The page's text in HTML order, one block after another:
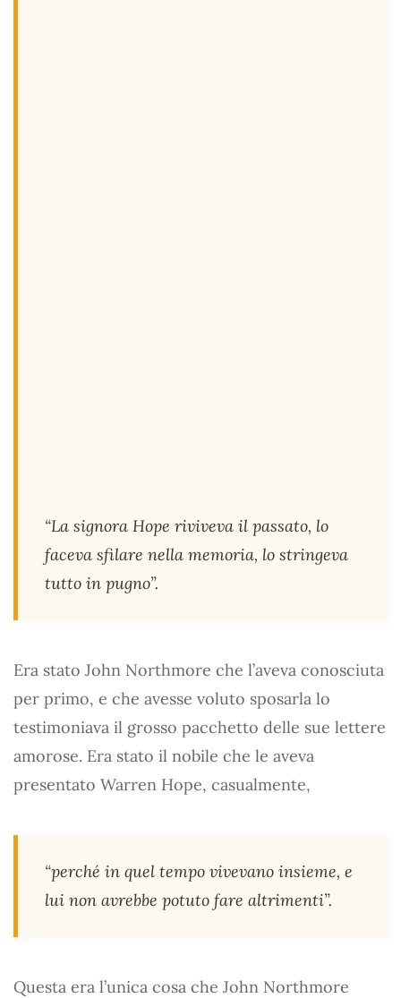
“La signora Hope riviveva il passato, lo
faceva sfilare nella memoria, lo stringeva
tutto in pugno”.
Era stato John Northmore che l’aveva conosciuta
per primo, e che avesse voluto sposarla lo
testimoniava il grosso pacchetto delle sue lettere
amorose. Era stato il nobile che le aveva
presentato Warren Hope, casualmente,
“perché in quel tempo vivevano insieme, e
lui non avrebbe potuto fare altrimenti”.
Questa era l’unica cosa che John Northmore